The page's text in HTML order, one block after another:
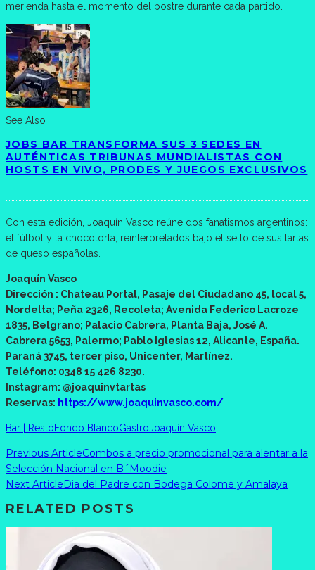
merienda hasta el momento del postre durante cada partido.
See Also
JOBS BAR TRANSFORMA SUS 3 SEDES EN
AUTÉNTICAS TRIBUNAS MUNDIALISTAS CON
HOSTS EN VIVO, PRODES Y JUEGOS EXCLUSIVOS
Con esta edición, Joaquín Vasco reúne dos fanatismos argentinos:
el fútbol y la chocotorta, reinterpretados bajo el sello de sus tartas
de queso españolas.
Joaquín Vasco
Dirección : Chateau Portal, Pasaje del Ciudadano 45, local 5,
Nordelta; Peña 2326, Recoleta; Avenida Federico Lacroze
1835, Belgrano; Palacio Cabrera, Planta Baja, José A.
Cabrera 5653, Palermo; Pablo Iglesias 12, Alicante, España.
Paraná 3745, tercer piso, Unicenter, Martínez.
Teléfono: 0348 15 426 8230.
Instagram: @joaquinvtartas
Reservas: https://www.joaquinvasco.com/
Bar | RestóFondo BlancoGastroJoaquín Vasco
Previous ArticleCombos a precio promocional para alentar a la
Selección Nacional en B´Moodie
Next ArticleDia del Padre con Bodega Colome y Amalaya
RELATED POSTS